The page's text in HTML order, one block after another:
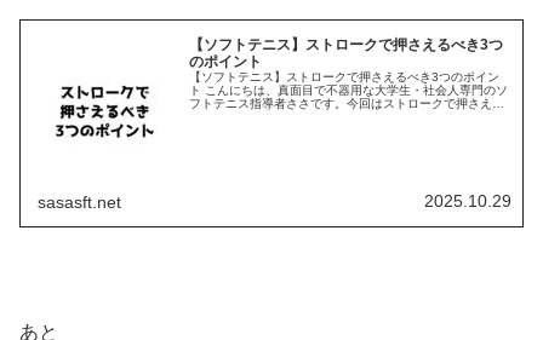
【ソフトテニス】ストロークで押さえるべき3つ
のポイント
【ソフトテニス】ストロークで押さえるべき3つのポイン
ト こんにちは、真面目で不器用な大学生・社会人専門のソ
フトテニス指導者ささです。今回はストロークで押さえる
sasasft.net 2025.10.29
あと